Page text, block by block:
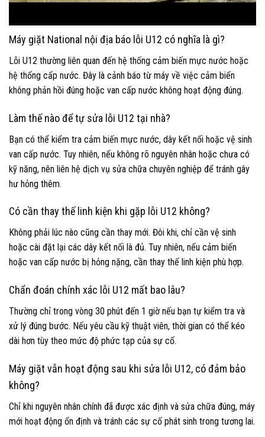
Máy giặt National nội địa báo lỗi U12 có nghĩa là gì?
Lỗi U12 thường liên quan đến hệ thống cảm biến mực nước hoặc
hệ thống cấp nước. Đây là cảnh báo từ máy về việc cảm biến
không phản hồi đúng hoặc van cấp nước không hoạt động đúng.
Làm thế nào để tự sửa lỗi U12 tại nhà?
Bạn có thể kiểm tra cảm biến mực nước, dây kết nối hoặc vệ sinh
van cấp nước. Tuy nhiên, nếu không rõ nguyên nhân hoặc chưa có
kỹ năng, nên liên hệ dịch vụ sửa chữa chuyên nghiệp để tránh gây
hư hỏng thêm.
Có cần thay thế linh kiện khi gặp lỗi U12 không?
Không phải lúc nào cũng cần thay mới. Đôi khi, chỉ cần vệ sinh
hoặc cài đặt lại các dây kết nối là đủ. Tuy nhiên, nếu cảm biến
hoặc van cấp nước bị hỏng nặng, cần thay thế linh kiện phù hợp.
Chẩn đoán chính xác lỗi U12 mất bao lâu?
Thường chỉ trong vòng 30 phút đến 1 giờ nếu bạn tự kiểm tra và
xử lý đúng bước. Nếu yêu cầu kỹ thuật viên, thời gian có thể kéo
dài hơn tùy theo mức độ phức tạp của sự cố.
Máy giặt vẫn hoạt động sau khi sửa lỗi U12, có đảm bảo
không?
Chỉ khi nguyên nhân chính đã được xác định và sửa chữa đúng, máy
mới hoạt động ổn định và tránh các sự cố phát sinh trong tương lai.